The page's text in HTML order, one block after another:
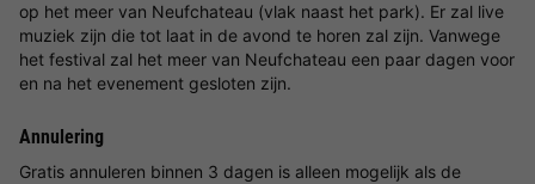
op het meer van Neufchateau (vlak naast het park). Er zal live
muziek zijn die tot laat in de avond te horen zal zijn. Vanwege
het festival zal het meer van Neufchateau een paar dagen voor
en na het evenement gesloten zijn.
Annulering
Gratis annuleren binnen 3 dagen is alleen mogelijk als de